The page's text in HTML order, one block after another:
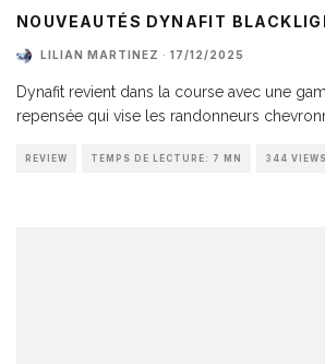
NOUVEAUTÉS DYNAFIT
LILIAN MARTINEZ · 17/12/2025
Dynafit revient dans la course avec une
repensée qui vise les randonneurs
REVIEW TEMPS DE LECTURE: 7 MN 344 VIEWS